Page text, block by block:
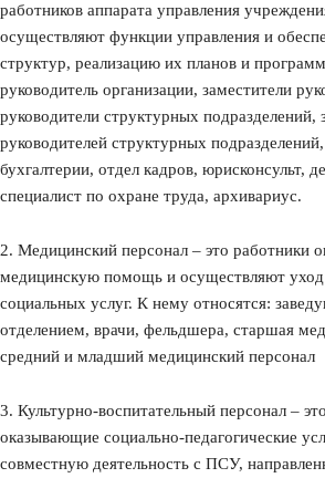
работников аппарата управления
осуществляют функции управления и
структур, реализацию их планов и
руководитель организации, заместители
руководители структурных подразделений,
руководителей структурных
бухгалтерии, отдел кадров, юрисконсульт,
специалист по охране труда, архивариус.
2. Медицинский персонал – это работники
медицинскую помощь и осуществляют уход
социальных услуг. К нему относятся:
отделением, врачи, фельдшера, старшая
средний и младший медицинский персонал
3. Культурно-воспитательный персонал –
оказывающие социально-педагогические
совместную деятельность с ПСУ,